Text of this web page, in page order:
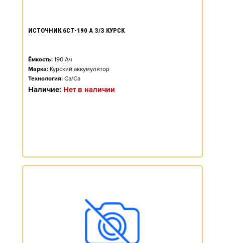
ИСТОЧНИК 6СТ-190 А З/З КУРСК
Ёмкость: 190 Ач
Марка: Курский аккумулятор
Технология: Ca/Ca
Наличие: Нет в наличии